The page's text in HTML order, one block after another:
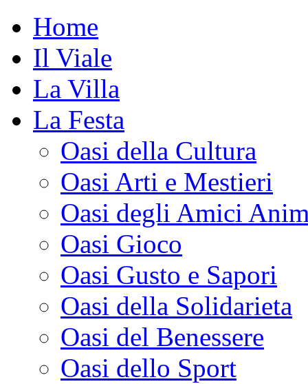
Home
Il Viale
La Villa
La Festa
Oasi della Cultura
Oasi Arti e Mestieri
Oasi degli Amici
Oasi Gioco
Oasi Gusto e Sapori
Oasi della Solidarieta
Oasi del Benessere
Oasi dello Sport